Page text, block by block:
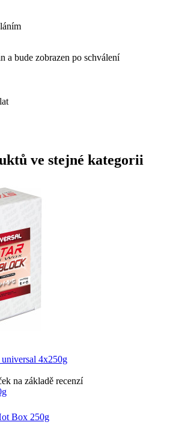
a bude zobrazen po schválení
ve stejné kategorii
4x250g
na základě recenzí
Box 250g